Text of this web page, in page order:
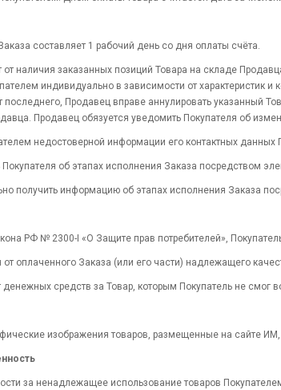
составляет 1 рабочий день со дня оплаты счёта.
наличия заказанных позиций Товара на складе
индивидуально в зависимости от характеристик
Продавец вправе аннулировать указанный
Продавец обязуется уведомить Покупателя об
недостоверной информации его контактных
об этапах исполнения Заказа посредством
получить информацию об этапах исполнения Заказа
РФ № 2300-I «О Защите прав потребителей»,
от оплаченного Заказа (или его части) надлежащего
денежных средств за Товар, которым Покупатель не
изображения товаров, размещенные на сайте
за ненадлежащее использование товаров